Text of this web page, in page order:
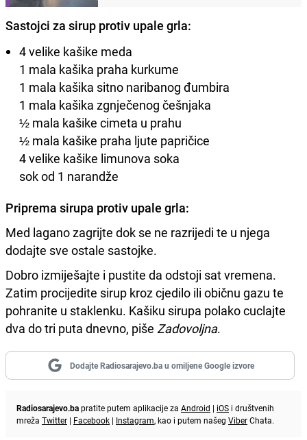
Sastojci za sirup protiv upale grla:
4 velike kašike meda
1 mala kašika praha kurkume
1 mala kašika sitno naribanog đumbira
1 mala kašika zgnječenog češnjaka
½ mala kašike cimeta u prahu
½ mala kašike praha ljute papričice
4 velike kašike limunova soka
sok od 1 narandže
Priprema sirupa protiv upale grla:
Med lagano zagrijte dok se ne razrijedi te u njega
dodajte sve ostale sastojke.
Dobro izmiješajte i pustite da odstoji sat vremena.
Zatim procijedite sirup kroz cjedilo ili običnu gazu te
pohranite u staklenku. Kašiku sirupa polako cuclajte
dva do tri puta dnevno, piše Zadovoljna.
Dodajte Radiosarajevo.ba u omiljene Google izvore
Radiosarajevo.bapratite putem aplikacije za Android | iOS i društvenih
mreža Twitter | Facebook | Instagram, kao i putem našeg ViberChata.